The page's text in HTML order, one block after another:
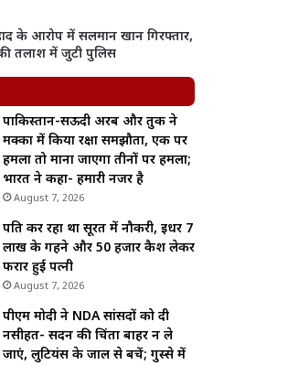
के आरोप में सलमान खान गिरफ्तार,
तलाश में जुटी पुलिस
पाकिस्तान-सऊदी अरब और तुर्की ने
मक्का में किया रक्षा समझौता, एक पर
हमला तो माना जाएगा तीनों पर हमला;
भारत ने कहा- हमारी नजर है
August 7, 2026
पति कर रहा था सूरत में नौकरी, इधर 7
लाख के गहने और 50 हजार कैश लेकर
फरार हुई पत्नी
August 7, 2026
पीएम मोदी ने NDA सांसदों को दी
नसीहत- सदन की चिंता बाहर न ले
जाएं, लुटियंस के जाल से बचें; गुस्से में